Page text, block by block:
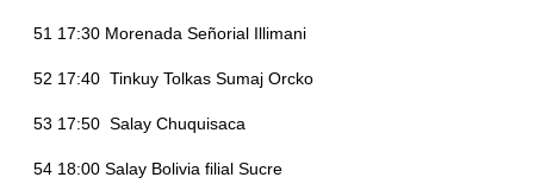
51 17:30 Morenada Señorial Illimani
52 17:40 Tinkuy Tolkas Sumaj Orcko
53 17:50 Salay Chuquisaca
54 18:00 Salay Bolivia filial Sucre